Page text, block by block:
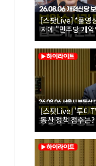
[스팟Live] *풀영
지에 "민주당 개
26.08.06 개혁신
[스팟Live] '투미
동산 정책 점수는
대토론회